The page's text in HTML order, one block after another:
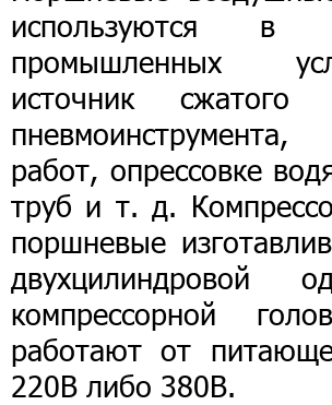
используются
промышленных
источник сжатого
работ, опрессовке
труб и т. д.
поршневые
двухцилиндровой
компрессорной
работают от
220В либо 380В.